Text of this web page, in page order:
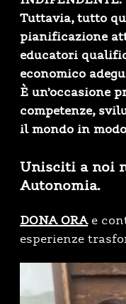
Tuttavia, tutto
pianificazione
educatori
economico
È un’occasione
competenze,
il mondo in modo
Unisciti a noi
Autonomia.
DONA ORAe
esperienze